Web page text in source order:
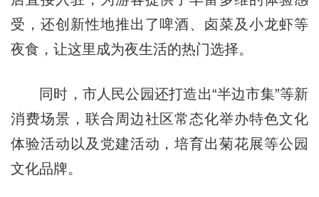
受，还创新性地推出了啤酒、卤菜及小龙虾等
夜食，让这里成为夜生活的热门选择。
同时，市人民公园还打造出“半边市集”等新
消费场景，联合周边社区常态化举办特色文化
体验活动以及党建活动，培育出菊花展等公园
文化品牌。